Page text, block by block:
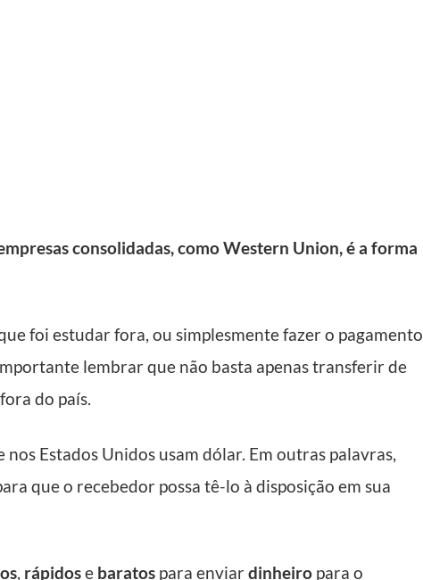
consolidadas, como Western Union, é a forma
foi estudar fora, ou simplesmente fazer o pagamento
lembrar que não basta apenas transferir de
do país.
Estados Unidos usam dólar. Em outras palavras,
que o recebedor possa tê-lo à disposição em sua
, rápidose baratospara enviardinheiropara o